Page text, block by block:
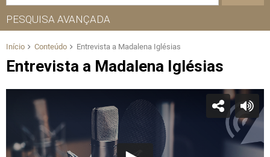
PESQUISA AVANÇADA
Início Conteúdo Entrevista a Madalena Iglésias
Entrevista a Madalena Iglésias